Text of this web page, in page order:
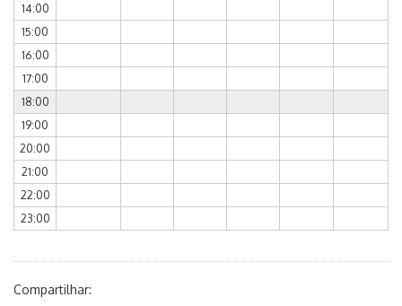
14:00
15:00
16:00
17:00
18:00
19:00
20:00
21:00
22:00
23:00
Compartilhar: